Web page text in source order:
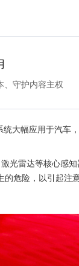
、守护内容主权
大幅应用于汽车
光雷达等核心感
危险，以引起注